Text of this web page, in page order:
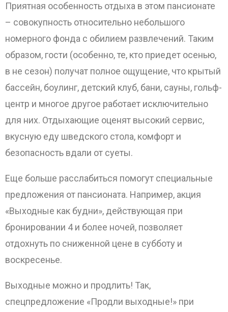
Приятная особенность отдыха в этом пансионате
– совокупность относительно небольшого
номерного фонда с обилием развлечений. Таким
образом, гости (особенно, те, кто приедет осенью,
в не сезон) получат полное ощущение, что крытый
бассейн, боулинг, детский клуб, бани, сауны, гольф-
центр и многое другое работает исключительно
для них. Отдыхающие оценят высокий сервис,
вкусную еду шведского стола, комфорт и
безопасность вдали от суеты.
Еще больше расслабиться помогут специальные
предложения от пансионата. Например, акция
«Выходные как будни», действующая при
бронировании 4 и более ночей, позволяет
отдохнуть по сниженной цене в субботу и
воскресенье.
Выходные можно и продлить! Так,
спецпредложение «Продли выходные!» при